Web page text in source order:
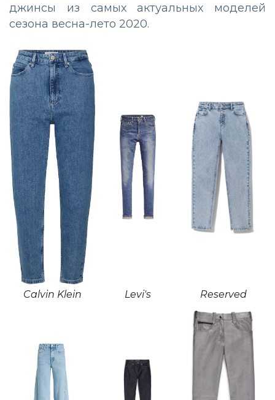
джинсы из самых актуальных моделей
сезона весна-лето 2020.
Calvin Klein Levi's Reserved